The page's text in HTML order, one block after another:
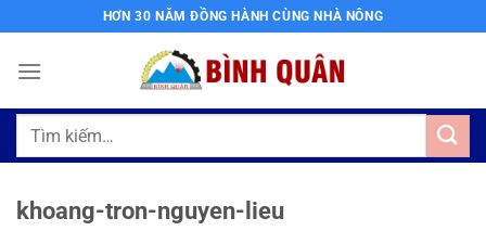
qua
nội
HƠN 30 NĂM ĐỒNG HÀNH CÙNG NHÀ NÔNG
Tìm
khoang-tron-nguyen-lieu